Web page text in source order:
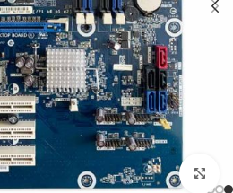
برای بزرگنمایی کلیک کنید